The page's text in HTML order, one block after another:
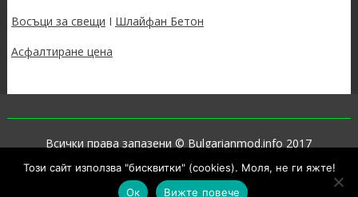
Восъци за свещи I Шлайфан Бетон
Асфалтиране цена
Всички права запазени © Bulgarianmod.info 2017
Proudly powered by WordPress
|Theme: SuperNews byAcme
Themes
Този сайт използва "бисквитки" (cookies). Моля, не ги яжте!
Ок
Вижте повече